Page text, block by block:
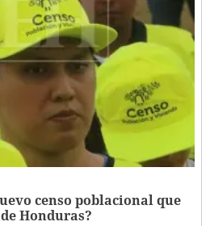
censo poblacional que
Honduras?